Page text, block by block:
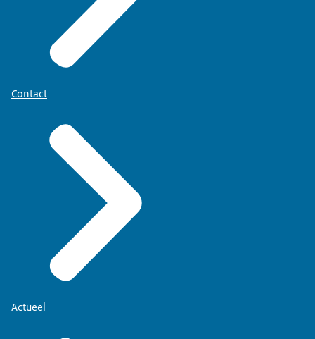
Contact
Actueel